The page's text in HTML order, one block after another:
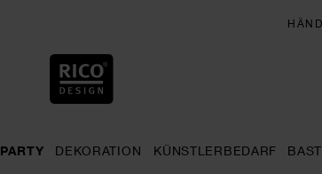
PARTY DEKORATION KÜNSTLERBEDARF